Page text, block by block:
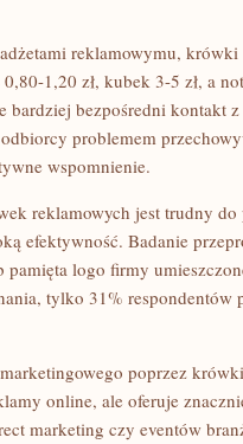
reklamowymu,
1,20 zł, kubek 3-5 zł, a
bardziej bezpośredni kontakt
problemem
wspomnienie.
reklamowych jest trudny
efektywność. Badanie
pamięta logo firmy
tylko 31% respondentów
poprzez
online, ale oferuje
marketing czy eventów